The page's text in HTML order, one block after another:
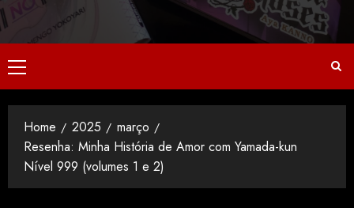
Home 2025
março
Resenha: Minha História de Amor com Yamada-kun
Nível 999 (volumes 1 e 2)